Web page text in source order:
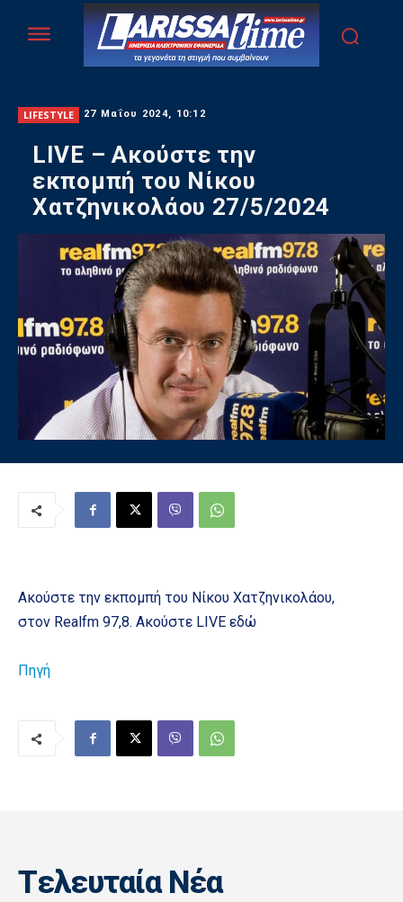
LIFESTYLE 27 Μαΐου 2024, 10:12
LIVE – Ακούστε την
εκπομπή του Νίκου
Χατζηνικολάου 27/5/2024
Ακούστε την εκπομπή του Νίκου Χατζηνικολάου,
στον Realfm 97,8. Ακούστε LIVE εδώ
Πηγή
Tελευταία Nέα